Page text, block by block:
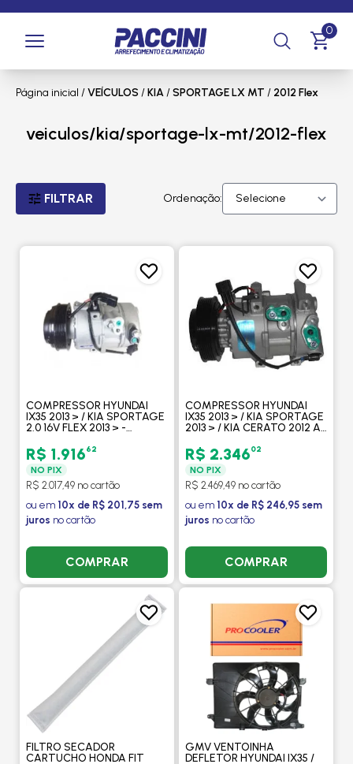
0
Página inicial /VEÍCULOS /KIA/SPORTAGE LX MT / 2012 Flex
veiculos/kia/sportage-lx-mt/2012-flex
FILTRAR Ordenação:
COMPRESSOR HYUNDAI
IX35 2013 > / KIA SPORTAGE
2.0 16V FLEX 2013 > -
R$ 1.91662
NO PIX
R$ 2.017,49 no cartão
ou em 10x de R$ 201,75 sem
juros no cartão
COMPRAR
COMPRESSOR HYUNDAI
IX35 2013 > / KIA SPORTAGE
2013 > / KIA CERATO 2012 A
PROCOOLER
R$ 2.34602
NO PIX
R$ 2.469,49 no cartão
ou em 10x de R$ 246,95 sem
juros no cartão
COMPRAR
FILTRO SECADOR
CARTUCHO HONDA FIT
GMV VENTOINHA
DEFLETOR HYUNDAI IX35 /